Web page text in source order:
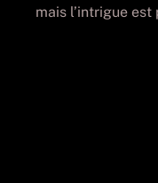
mais l’intrigue est